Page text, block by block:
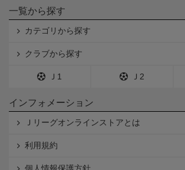
一覧から探す
カテゴリから探す
クラブから探す
Ｊ1 Ｊ2
インフォメーション
Ｊリーグオンラインストアとは
利用規約